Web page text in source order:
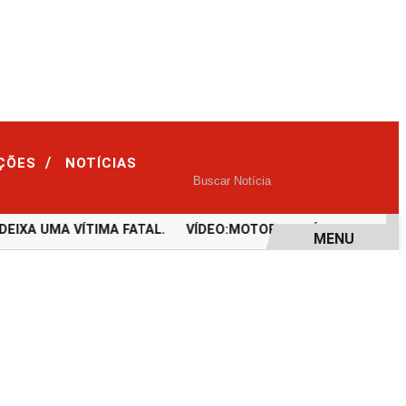
/ NOTÍCIAS
UMA VÍTIMA FATAL. VÍDEO:MOTORISTA É
MENU